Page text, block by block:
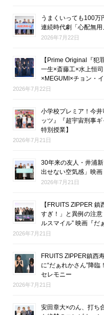
うまくいっても100万
連続時代劇「心配無
2026年7月22日
【Prime Original『犯
一生×斎藤工×水上恒
×MEGUMI×チョン・
2026年7月22日
小学校プレミア！今
ッツ』『超宇宙刑事
特別授業】
2026年7月21日
30年来の友人・井浦
出せない空気感」映
2026年7月21日
【FRUITS ZIPPER
すぎ！」と異例の注
ルスマイル” 映画『だ
2026年7月21日
FRUITS ZIPPER鎮西
に“だぁれかさん”降
セレモニー
2026年7月21日
安田章大×のん、打ち